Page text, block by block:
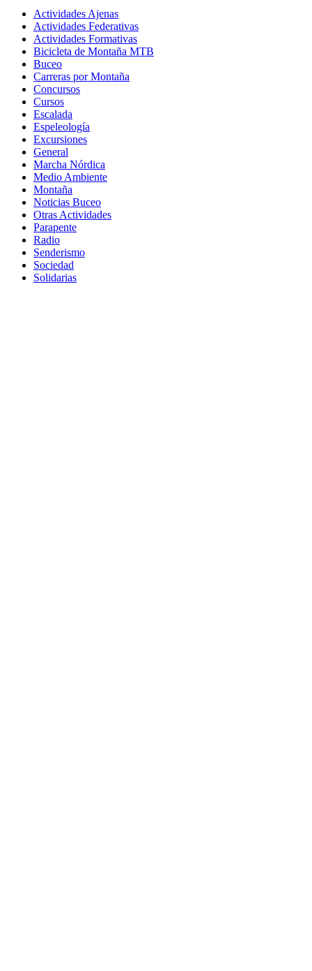
Actividades Ajenas
Actividades Federativas
Actividades Formativas
Bicicleta de Montaña MTB
Buceo
Carreras por Montaña
Concursos
Cursos
Escalada
Espeleología
Excursiones
General
Marcha Nórdica
Medio Ambiente
Montaña
Noticias Buceo
Otras Actividades
Parapente
Radio
Senderismo
Sociedad
Solidarias